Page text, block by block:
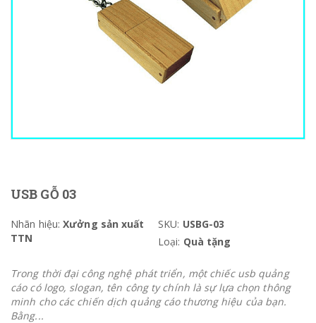
USB GỖ 03
Nhãn hiệu: Xưởng sản xuất
TTN
SKU: USBG-03
Loại: Quà tặng
Trong thời đại công nghệ phát triển, một chiếc usb quảng
cáo có logo, slogan, tên công ty chính là sự lựa chọn thông
minh cho các chiến dịch quảng cáo thương hiệu của bạn.
Bằng...